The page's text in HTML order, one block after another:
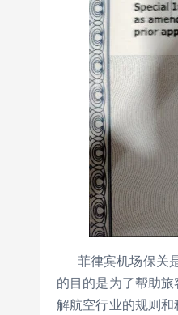
菲律宾机场保关
的目的是为了帮助
解航空行业的规则